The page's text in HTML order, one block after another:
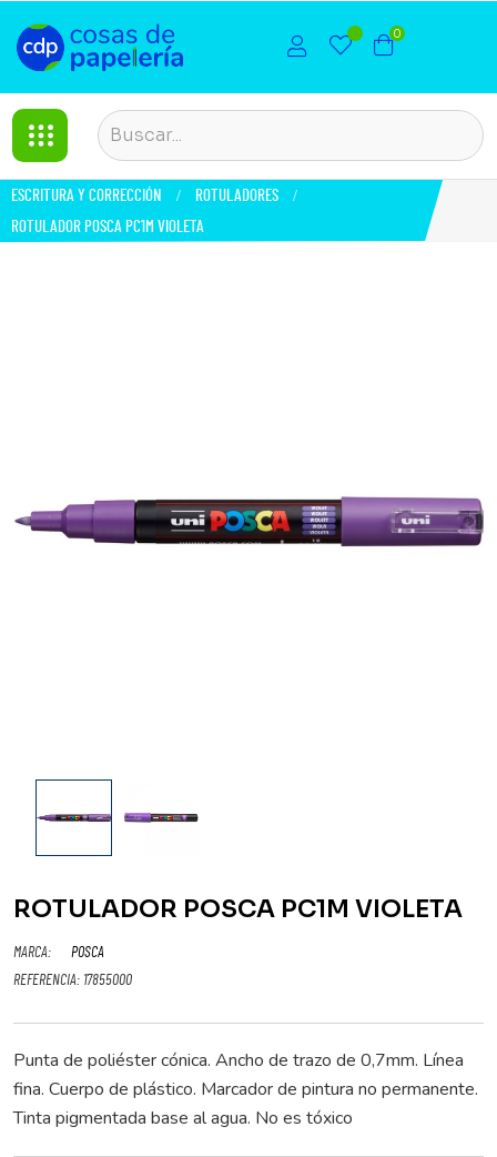
0
ESCRITURA Y CORRECCIÓN
ROTULADORES
ROTULADOR POSCA PC1M VIOLETA
ROTULADOR POSCA PC1M VIOLETA
MARCA:
POSCA
REFERENCIA: 17855000
Punta de poliéster cónica. Ancho de trazo de 0,7mm. Línea
fina. Cuerpo de plástico. Marcador de pintura no permanente.
Tinta pigmentada base al agua. No es tóxico